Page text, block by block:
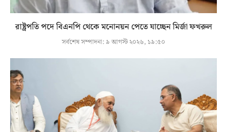
রাষ্ট্রপতি পদে বিএনপি থেকে মনোনয়ন পেতে যাচ্ছেন মির্জা ফখরুল
সর্বশেষ সম্পাদনা: ৯ আগস্ট ২০২৬, ১৯:৫০